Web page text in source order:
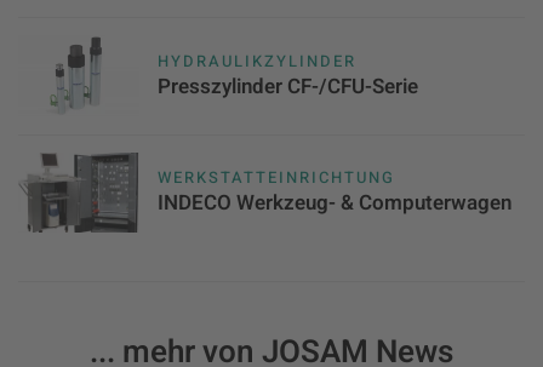
HYDRAULIKZYLINDER
Presszylinder CF-/CFU-Serie
WERKSTATTEINRICHTUNG
INDECO Werkzeug- & Computerwagen
... mehr von JOSAM News